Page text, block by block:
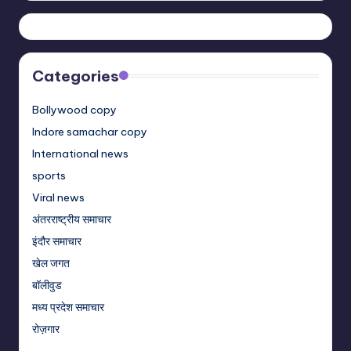
Categories
Bollywood copy
Indore samachar copy
International news
sports
Viral news
अंतरराष्ट्रीय समाचार
इंदौर समाचार
खेल जगत
बॉलीवुड
मध्य प्रदेश समाचार
रोज़गार